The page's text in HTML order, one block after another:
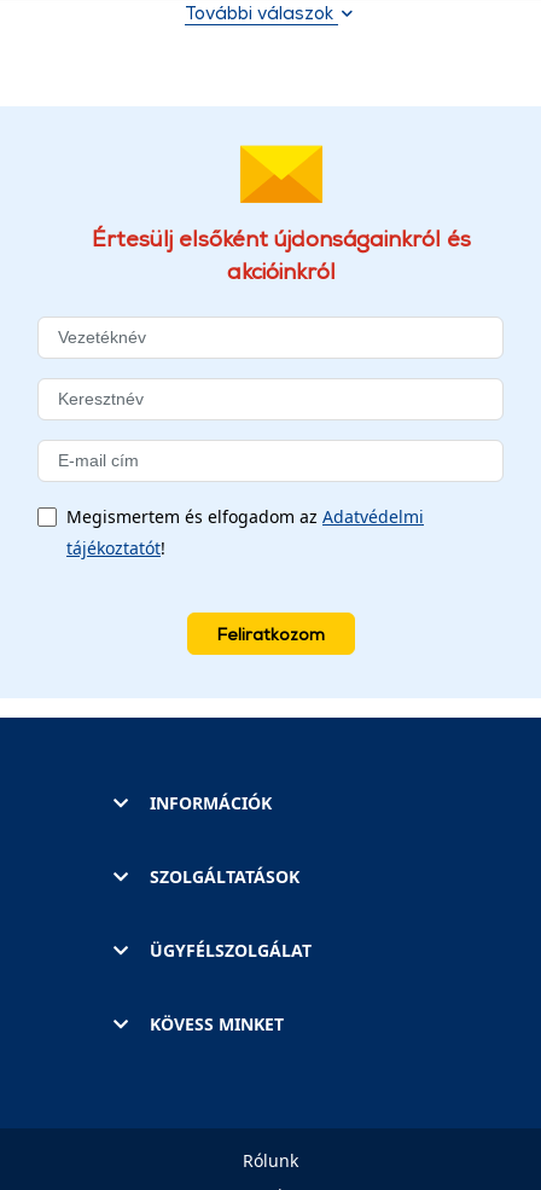
További válaszok
Értesülj elsőként újdonságainkról és
akcióinkról
Megismertem és elfogadom az Adatvédelmi
tájékoztatót!
Feliratkozom
INFORMÁCIÓK
SZOLGÁLTATÁSOK
ÜGYFÉLSZOLGÁLAT
KÖVESS MINKET
Rólunk